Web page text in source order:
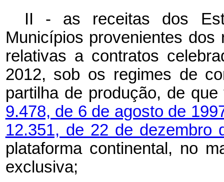
II - as receitas dos
Municípios provenientes
relativas a contratos
2012, sob os regimes de
partilha de produção, de
9.478, de 6 de agosto de
12.351, de 22 de dezembro
plataforma continental, no
exclusiva;